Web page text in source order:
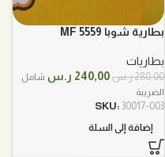
بطارية شوبا 5559 MF
بطاريات
280,00ر.س السعر
هو:
240,00 ر.س السعر
شامل
الضريبة
SKU: 30017-003
إضافة إلى السلة